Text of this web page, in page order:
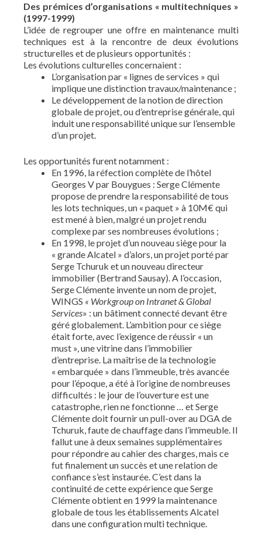
Des prémices d’organisations « multitechniques »
(1997-1999)
L’idée de regrouper une offre en maintenance multi
techniques est à la rencontre de deux évolutions
structurelles et de plusieurs opportunités :
Les évolutions culturelles concernaient :
L’organisation par « lignes de services » qui
implique une distinction travaux/maintenance ;
Le développement de la notion de direction
globale de projet, ou d’entreprise générale, qui
induit une responsabilité unique sur l’ensemble
d’un projet.
Les opportunités furent notamment :
En 1996, la réfection complète de l’hôtel
Georges V par Bouygues : Serge Clémente
propose de prendre la responsabilité de tous
les lots techniques, un « paquet » à 10M€ qui
est mené à bien, malgré un projet rendu
complexe par ses nombreuses évolutions ;
En 1998, le projet d’un nouveau siège pour la
« grande Alcatel » d’alors, un projet porté par
Serge Tchuruk et un nouveau directeur
immobilier (Bertrand Sausay). A l’occasion,
Serge Clémente invente un nom de projet,
WINGS « Workgroup on Intranet & Global
Services» : un bâtiment connecté devant être
géré globalement. L’ambition pour ce siège
était forte, avec l’exigence de réussir « un
must », une vitrine dans l’immobilier
d’entreprise. La maîtrise de la technologie
« embarquée » dans l’immeuble, très avancée
pour l’époque, a été à l’origine de nombreuses
difficultés : le jour de l’ouverture est une
catastrophe, rien ne fonctionne … et Serge
Clémente doit fournir un pull-over au DGA de
Tchuruk, faute de chauffage dans l’immeuble. Il
fallut une à deux semaines supplémentaires
pour répondre au cahier des charges, mais ce
fut finalement un succès et une relation de
confiance s’est instaurée. C’est dans la
continuité de cette expérience que Serge
Clémente obtient en 1999 la maintenance
globale de tous les établissements Alcatel
dans une configuration multi technique.